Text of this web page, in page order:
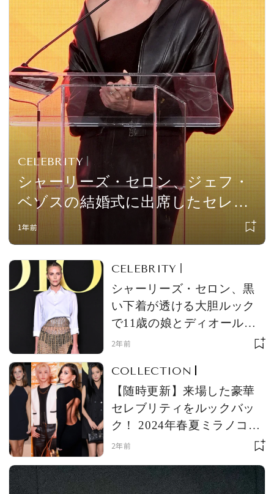
CELEBRITY
シャーリーズ・セロン、ジェフ・
ベゾスの結婚式に出席したセレブ
たちを「最低」と痛烈批判
1年前
CELEBRITY
シャーリーズ・セロン、黒
い下着が透ける大胆ルック
で11歳の娘とディオールの
ショーに姿を現す
2年前
COLLECTION
【随時更新】来場した豪華
セレブリティをルックバッ
ク！ 2024年春夏ミラノコレ
クション＆パリコレクショ
2年前